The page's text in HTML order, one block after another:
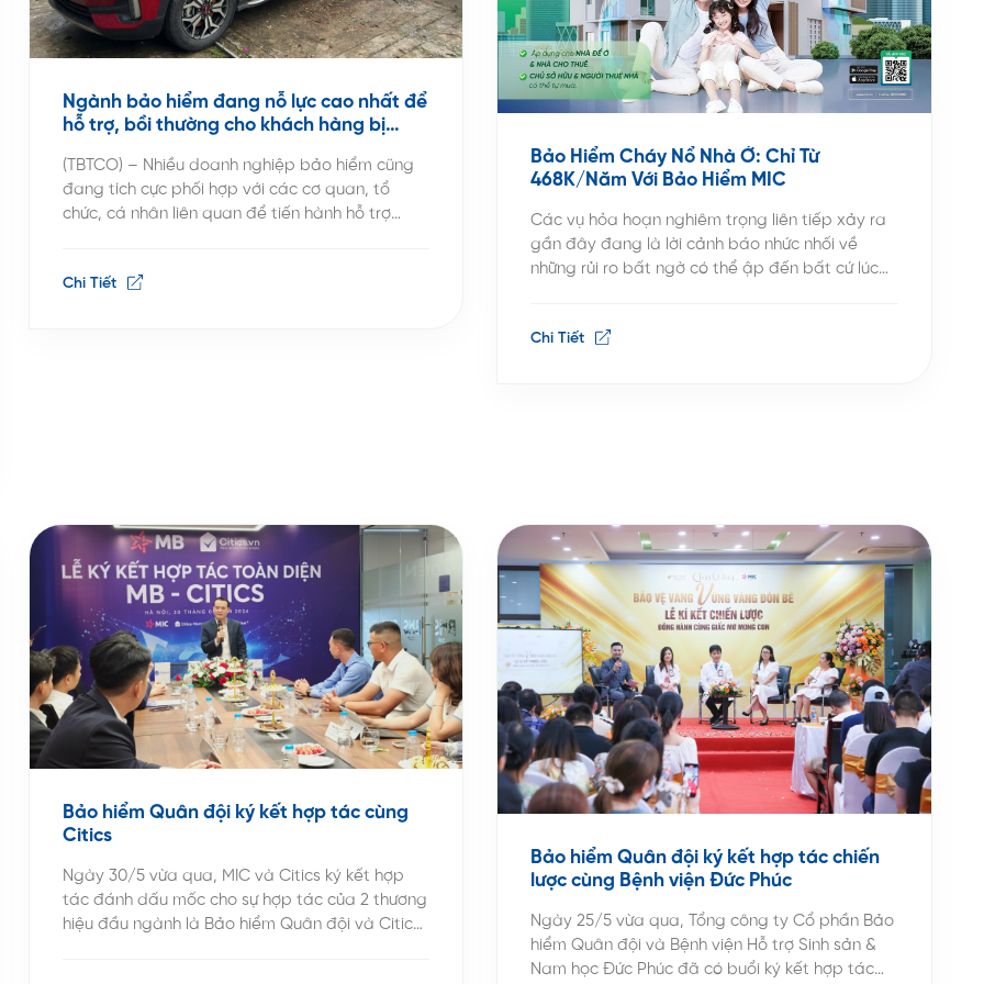
Ngành bảo hiểm đang nỗ lực cao nhất để
hỗ trợ, bồi thường cho khách hàng bị
(TBTCO) – Nhiều doanh nghiệp bảo hiểm cũng
đang tích cực phối hợp với các cơ quan, tổ
chức, cá nhân liên quan để tiến hành hỗ trợ
thiệt hại do Bão số 3 gây […]
Chi Tiết
Bảo Hiểm Cháy Nổ Nhà Ở: Chỉ Từ
468K/Năm Với Bảo Hiểm MIC
Các vụ hỏa hoạn nghiêm trọng liên tiếp xảy ra
gần đây đang là lời cảnh báo nhức nhối về
những rủi ro bất ngờ có thể ập đến bất cứ lúc
thiêng […]
Chi Tiết
Bảo hiểm Quân đội ký kết hợp tác cùng
Citics
Ngày 30/5 vừa qua, MIC và Citics ký kết hợp
tác đánh dấu mốc cho sự hợp tác của 2 thương
hiệu đầu ngành là Bảo hiểm Quân đội và Citics
Bảo hiểm Quân đội ký kết hợp tác chiến
lược cùng Bệnh viện Đức Phúc
Ngày 25/5 vừa qua, Tổng công ty Cổ phần Bảo
hiểm Quân đội và Bệnh viện Hỗ trợ Sinh sản &
Nam học Đức Phúc đã có buổi ký kết hợp tác